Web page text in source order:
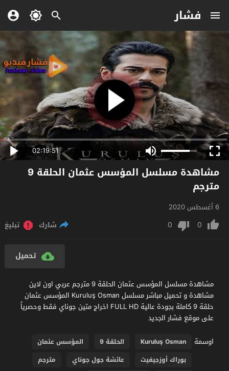
فشار
02:19:51
مشاهدة مسلسل المؤسس عثمان الحلقة 9
مترجم
6 أغسطس 2020
0
0 شارك تبليغ
تحميل
مشاهدة مسلسل المؤسس عثمان الحلقة 9 مترجم عربي اون لاين
مشاهدة و تحميل مباشر مسلسل Kuruluş Osman المؤسس عثمان
حلقة 9 كاملة بجودة عالية FULL HD اخراج متين جوناي فقط وحصرياً
على موقع فشار الجديد
اوسمة
Kuruluş Osman الحلقة 9
المؤسس عثمان
بوراك أوزجيفيت
عائشة جول جوناي
مترجم